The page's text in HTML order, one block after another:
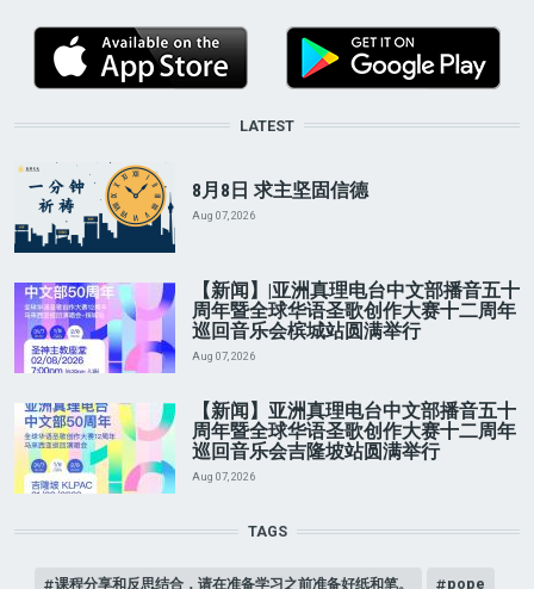
LATEST
8月8日 求主坚固信德
Aug 07, 2026
【新闻】|亚洲真理电台中文部播音五十
周年暨全球华语圣歌创作大赛十二周年
巡回音乐会槟城站圆满举行
Aug 07, 2026
【新闻】亚洲真理电台中文部播音五十
周年暨全球华语圣歌创作大赛十二周年
巡回音乐会吉隆坡站圆满举行
Aug 07, 2026
TAGS
课程分享和反思结合，请在准备学习之前准备好纸和笔。 pope